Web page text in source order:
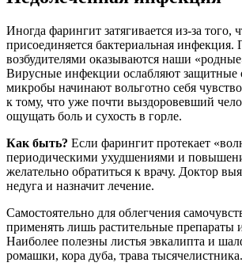
Иногда фарингит затягивается из-за того,
присоединяется бактериальная инфекция.
возбудителями оказываются наши
Вирусные инфекции ослабляют защитные
микробы начинают вольготно себя
к тому, что уже почти выздоровевший
ощущать боль и сухость в горле.
Как быть? Если фарингит протекает
периодическими ухудшениями и
желательно обратиться к врачу. Доктор
недуга и назначит лечение.
Самостоятельно для облегчения
применять лишь растительные препараты
Наиболее полезны листья эвкалипта и
ромашки, кора дуба, трава тысячелистника.